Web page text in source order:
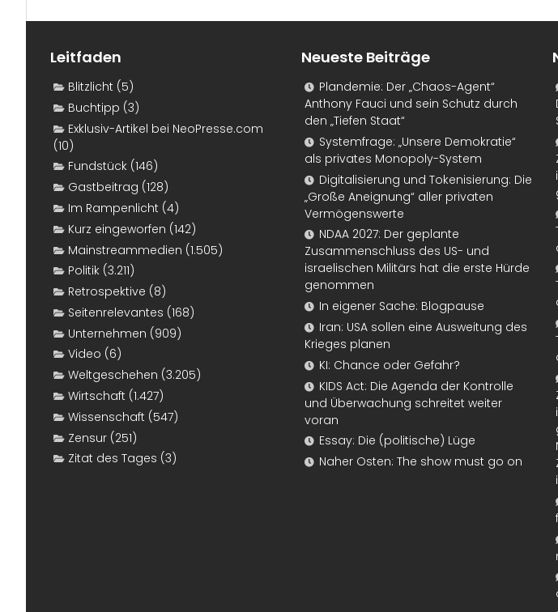
Leitfaden
Blitzlicht (5)
Buchtipp (3)
Exklusiv-Artikel bei NeoPresse.com
(10)
Fundstück (146)
Gastbeitrag (128)
Im Rampenlicht (4)
Kurz eingeworfen (142)
Mainstreammedien (1.505)
Politik (3.211)
Retrospektive (8)
Seitenrelevantes (168)
Unternehmen (909)
Video (6)
Weltgeschehen (3.205)
Wirtschaft (1.427)
Wissenschaft (547)
Zensur (251)
Zitat des Tages (3)
Neueste Beiträge
Plandemie: Der „Chaos-Agent“
Anthony Fauci und sein Schutz durch
den „Tiefen Staat“
Systemfrage: „Unsere Demokratie“
als privates Monopoly-System
Digitalisierung und Tokenisierung: Die
„Große Aneignung“ aller privaten
Vermögenswerte
NDAA 2027: Der geplante
Zusammenschluss des US- und
israelischen Militärs hat die erste Hürde
genommen
In eigener Sache: Blogpause
Iran: USA sollen eine Ausweitung des
Krieges planen
KI: Chance oder Gefahr?
KIDS Act: Die Agenda der Kontrolle
und Überwachung schreitet weiter
voran
Essay: Die (politische) Lüge
Naher Osten: The show must go on